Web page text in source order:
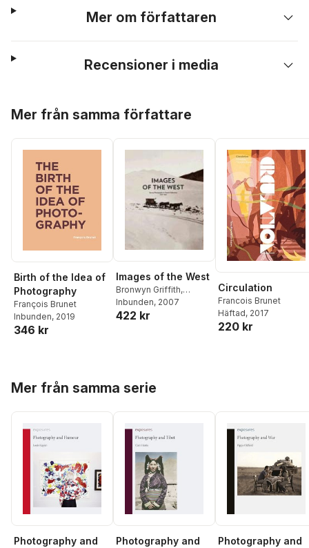
Mer om författaren
Recensioner i media
Mer från samma författare
Birth of the Idea of
Photography
François Brunet
Inbunden, 2019
346 kr
Images of the West
Bronwyn Griffith,
Francois Brunet
Inbunden, 2007
422 kr
Circulation
Francois Brunet
Häftad, 2017
220 kr
Mer från samma serie
Photography and
Photography and
Photography and